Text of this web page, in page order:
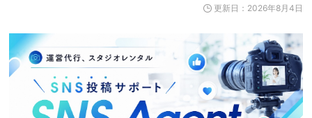
更新日：2026年8月4日